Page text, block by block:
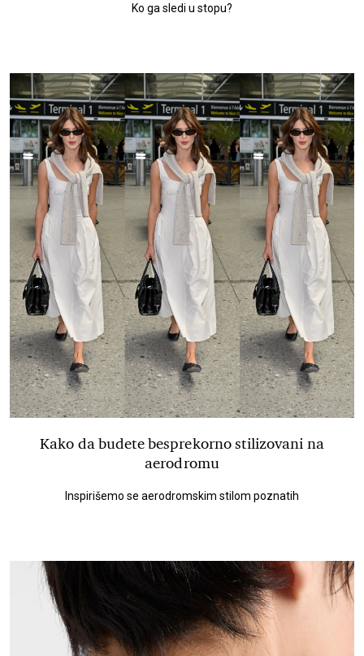
Ko ga sledi u stopu?
Kako da budete besprekorno stilizovani na
aerodromu
Inspirišemo se aerodromskim stilom poznatih